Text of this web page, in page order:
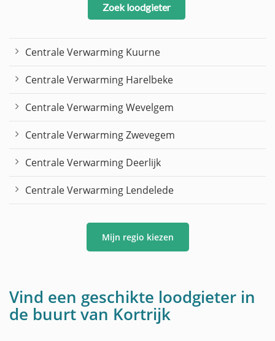
Zoek loodgieter
Centrale Verwarming Kuurne
Centrale Verwarming Harelbeke
Centrale Verwarming Wevelgem
Centrale Verwarming Zwevegem
Centrale Verwarming Deerlijk
Centrale Verwarming Lendelede
Mijn regio kiezen
Vind een geschikte loodgieter in
de buurt van Kortrijk